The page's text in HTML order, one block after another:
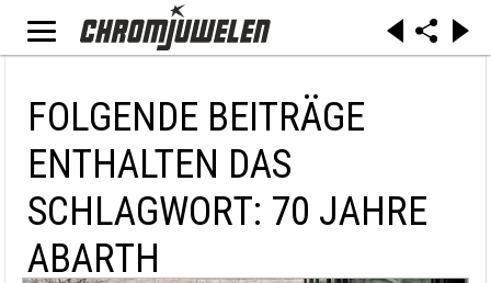
FOLGENDE BEITRÄGE
ENTHALTEN DAS
SCHLAGWORT: 70 JAHRE
ABARTH